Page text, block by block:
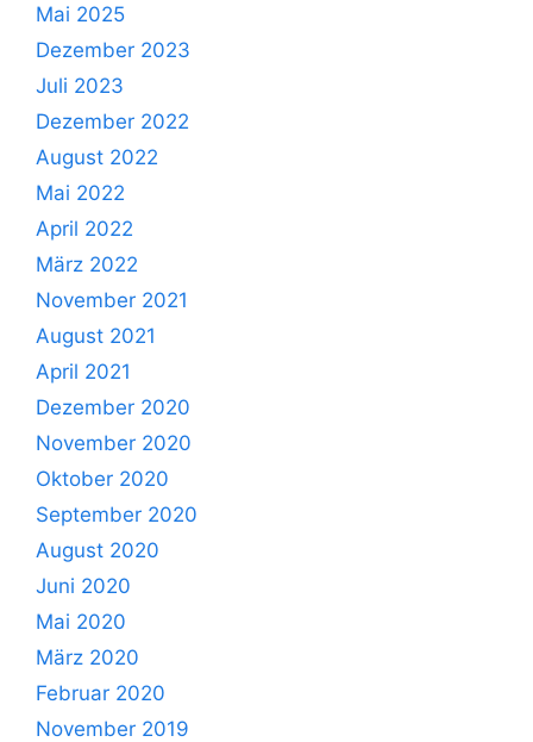
Mai 2025
Dezember 2023
Juli 2023
Dezember 2022
August 2022
Mai 2022
April 2022
März 2022
November 2021
August 2021
April 2021
Dezember 2020
November 2020
Oktober 2020
September 2020
August 2020
Juni 2020
Mai 2020
März 2020
Februar 2020
November 2019